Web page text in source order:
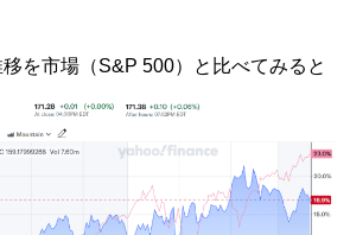
を市場（S&P 500）と比べてみると